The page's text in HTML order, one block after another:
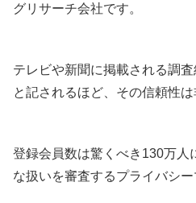
グリサーチ会社です。
テレビや新聞に掲載される調査
と記されるほど、その信頼性は
登録会員数は驚くべき130万人
な扱いを審査するプライバシー